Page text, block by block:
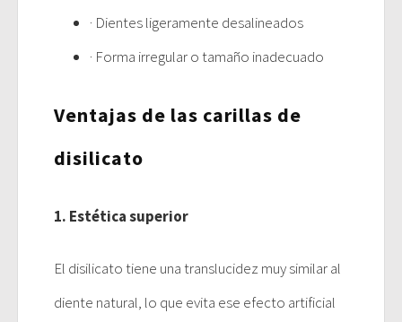
· Dientes ligeramente desalineados
· Forma irregular o tamaño inadecuado
Ventajas de las carillas de
disilicato
1. Estética superior
El disilicato tiene una translucidez muy similar al
diente natural, lo que evita ese efecto artificial